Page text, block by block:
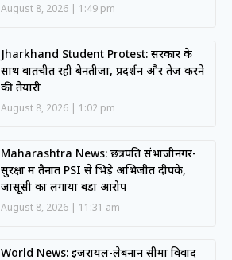
August 8, 2026 1:49 pm
Jharkhand Student Protest: सरकार के
साथ बातचीत रही बेनतीजा, प्रदर्शन और तेज करने
की तैयारी
August 8, 2026 1:02 pm
Maharashtra News: छत्रपति संभाजीनगर-
सुरक्षा में तैनात PSI से भिड़े अभिजीत दीपके,
जासूसी का लगाया बड़ा आरोप
August 8, 2026 11:31 am
World News: इजरायल-लेबनान सीमा विवाद